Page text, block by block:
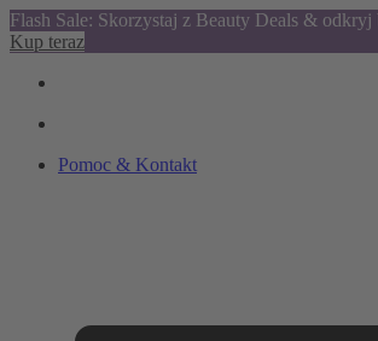
Flash Sale: Skorzystaj z Beauty Deals & odkryj
Kup teraz
Pomoc & Kontakt